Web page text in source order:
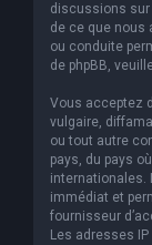
discussions sur
de ce que nous
ou conduite
de phpBB,
Vous acceptez
vulgaire,
ou tout autre
pays, du pays
internationales.
immédiat et
fournisseur
Les adresses